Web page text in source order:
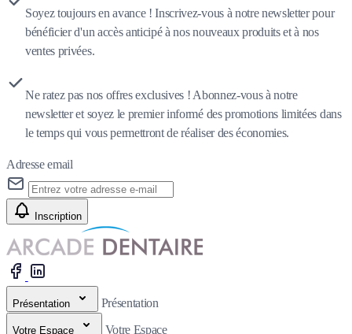
Soyez toujours en avance ! Inscrivez-vous à notre newsletter pour
bénéficier d'un accès anticipé à nos nouveaux produits et à nos
ventes privées.
Ne ratez pas nos offres exclusives ! Abonnez-vous à notre
newsletter et soyez le premier informé des promotions limitées dans
le temps qui vous permettront de réaliser des économies.
Adresse email
Inscription
Présentation Présentation
Votre Espace Votre Espace